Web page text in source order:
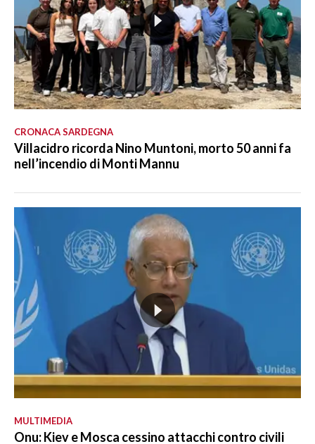
CRONACA SARDEGNA
Villacidro ricorda Nino Muntoni, morto 50 anni fa
nell’incendio di Monti Mannu
MULTIMEDIA
Onu: Kiev e Mosca cessino attacchi contro civili